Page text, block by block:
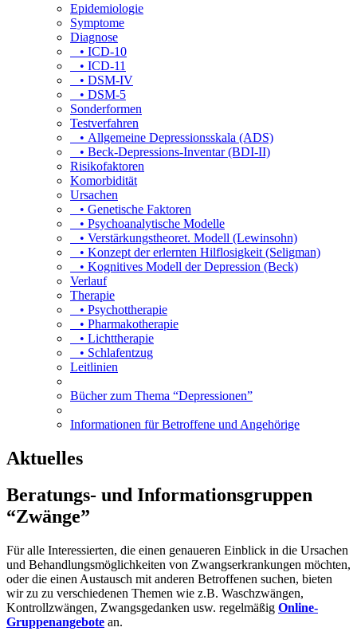
Epidemiologie
Symptome
Diagnose
• ICD-10
• ICD-11
• DSM-IV
• DSM-5
Sonderformen
Testverfahren
• Allgemeine Depressionsskala (ADS)
• Beck-Depressions-Inventar (BDI-II)
Risikofaktoren
Komorbidität
Ursachen
• Genetische Faktoren
• Psychoanalytische Modelle
• Verstärkungstheoret. Modell (Lewinsohn)
• Konzept der erlernten Hilflosigkeit (Seligman)
• Kognitives Modell der Depression (Beck)
Verlauf
Therapie
• Psychottherapie
• Pharmakotherapie
• Lichttherapie
• Schlafentzug
Leitlinien
Bücher zum Thema “Depressionen”
Informationen für Betroffene und Angehörige
Aktuelles
Beratungs- und Informationsgruppen
“Zwänge”
Für alle Interessierten, die einen genaueren Einblick in die Ursachen
und Behandlungsmöglichkeiten von Zwangserkrankungen möchten,
oder die einen Austausch mit anderen Betroffenen suchen, bieten
wir zu zu verschiedenen Themen wie z.B. Waschzwängen,
Kontrollzwängen, Zwangsgedanken usw. regelmäßig Online-
Gruppenangebote an.